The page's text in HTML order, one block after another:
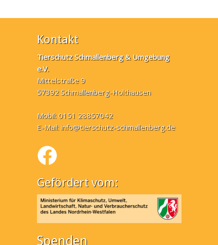
Kontakt
Tierschutz Schmallenberg & Umgebung
e.V.
Mittelstraße 9
57392 Schmallenberg-Holthausen
Mobil: 0151 28857042
E-Mail:info@tierschutz-schmallenberg.de
Gefördert vom:
Spenden